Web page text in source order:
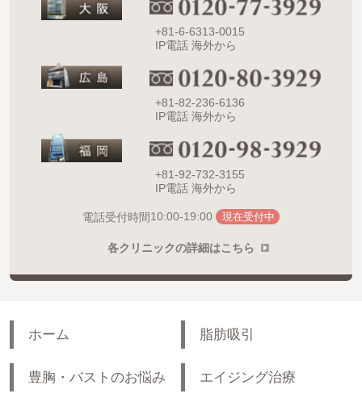
+81-6-6313-0015
IP電話 海外から
+81-82-236-6136
IP電話 海外から
+81-92-732-3155
IP電話 海外から
電話受付時間10:00-19:00 現在受付中
各クリニックの詳細はこちら
ホーム 脂肪吸引
豊胸・バストのお悩み エイジング治療